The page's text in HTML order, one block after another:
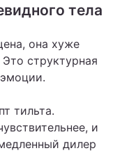
тела
она хуже
структурная
тильта.
и
дилер